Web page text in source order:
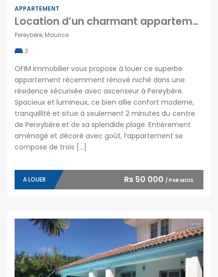
APPARTEMENT
Location d’un charmant appartement rénové dans une résidence sécurisée avec piscine commune à Pereybère
Pereybère, Maurice
3
OFIM Immobilier vous propose à louer ce superbe
appartement récemment rénové niché dans une
résidence sécurisée avec ascenseur à Pereybère.
Spacieux et lumineux, ce bien allie confort moderne,
tranquillité et situe à seulement 2 minutes du centre
de Pereybère et de sa splendide plage. Entièrement
aménagé et décoré avec goût, l’appartement se
compose de trois […]
A LOUER Rs 50 000 / PAR MOIS